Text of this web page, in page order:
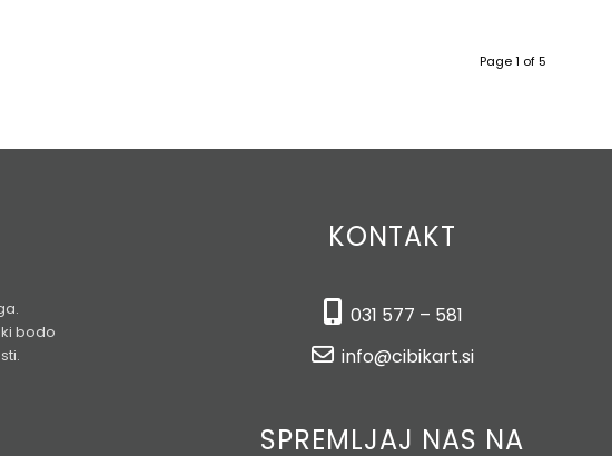
Page 1 of 5
bodo
KONTAKT
031 577 – 581
info@cibikart.si
SPREMLJAJ NAS NA